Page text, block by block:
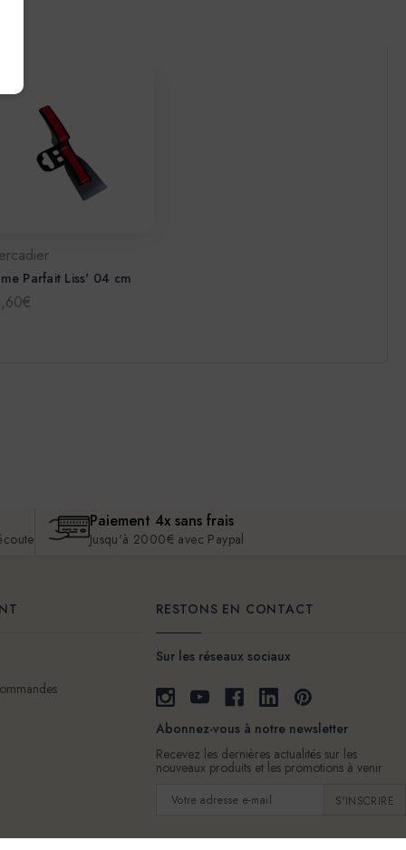
Parfait Liss' 04 cm
Paiement 4x sans frais
Jusqu'à 2000€ avec Paypal
RESTONS EN CONTACT
Sur les réseaux sociaux
Abonnez-vous à notre newsletter
Recevez les dernières actualités sur les
nouveaux produits et les promotions à venir
Adresse
mail